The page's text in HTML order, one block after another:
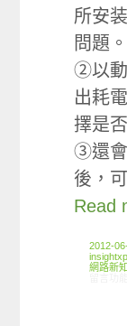
所安
問題。
②以動
出耗
擇是
③還會
後，
Read
2012-
網路新知